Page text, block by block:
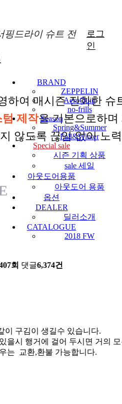
핑드라이 슈트 전
로그
인
BRAND
ZEPPELIN
AeroQuip
no-frills
Season
Spring&Summer
Fall&Winter
Special sale
시즌 기획 상품
sale 세일
아웃도어용품
아웃도어 용품
옵션
DEALER
딜러소개
CATALOGUE
2018 FW
하여 매시즌 진화한 슈
텀 제작을 기본으로하
않도록 끊임 없이 노
회 댓글6,374건
이 구김이 생길수 있습니다.
을시 행거에 걸어 두시면 거의
는 교환,환불 가능합니다.